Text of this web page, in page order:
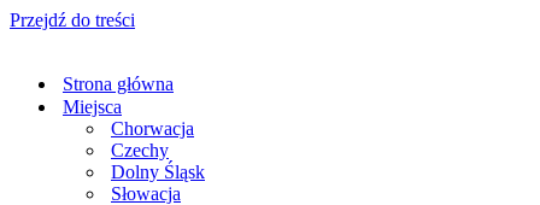
Przejdź do treści
Strona główna
Miejsca
Chorwacja
Czechy
Dolny Śląsk
Słowacja